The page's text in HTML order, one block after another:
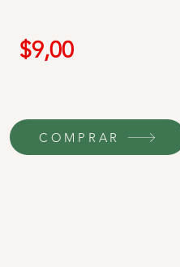
$9,00Precio
COMPRAR